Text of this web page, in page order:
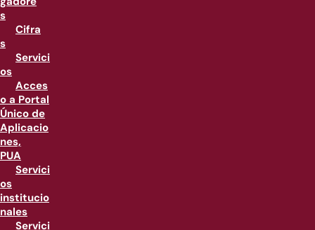
s
Cifra
s
Servici
os
Acces
o a Portal
Único de
Aplicacio
nes,
PUA
Servici
os
institucio
nales
Servici